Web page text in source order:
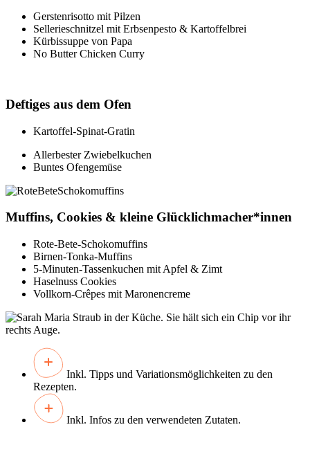
Gerstenrisotto mit Pilzen
Sellerieschnitzel mit Erbsenpesto & Kartoffelbrei
Kürbissuppe von Papa
No Butter Chicken Curry
Deftiges aus dem Ofen
Kartoffel-Spinat-Gratin
AllerbesterZwiebelkuchen
Buntes Ofengemüse
Muffins, Cookies & kleine Glücklichmacher*innen
Rote-Bete-Schokomuffins
Birnen-Tonka-Muffins
5-Minuten-Tassenkuchen mit Apfel & Zimt
Haselnuss Cookies
Vollkorn-Crêpes mit Maronencreme
Inkl. Tipps und Variationsmöglichkeiten zu den
Rezepten.
Inkl. Infos zu den verwendeten Zutaten.